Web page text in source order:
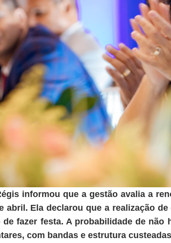
informou que a gestão avalia a
abril. Ela declarou que a realização
de fazer festa. A probabilidade de não
com bandas e estrutura